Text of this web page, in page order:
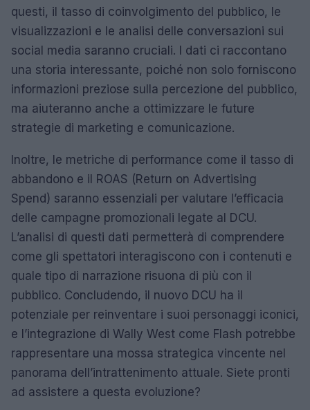
questi, il tasso di coinvolgimento del pubblico, le
visualizzazioni e le analisi delle conversazioni sui
social media saranno cruciali. I dati ci raccontano
una storia interessante, poiché non solo forniscono
informazioni preziose sulla percezione del pubblico,
ma aiuteranno anche a ottimizzare le future
strategie di marketing e comunicazione.
Inoltre, le metriche di performance come il tasso di
abbandono e il ROAS (Return on Advertising
Spend) saranno essenziali per valutare l’efficacia
delle campagne promozionali legate al DCU.
L’analisi di questi dati permetterà di comprendere
come gli spettatori interagiscono con i contenuti e
quale tipo di narrazione risuona di più con il
pubblico. Concludendo, il nuovo DCU ha il
potenziale per reinventare i suoi personaggi iconici,
e l’integrazione di Wally West come Flash potrebbe
rappresentare una mossa strategica vincente nel
panorama dell’intrattenimento attuale. Siete pronti
ad assistere a questa evoluzione?